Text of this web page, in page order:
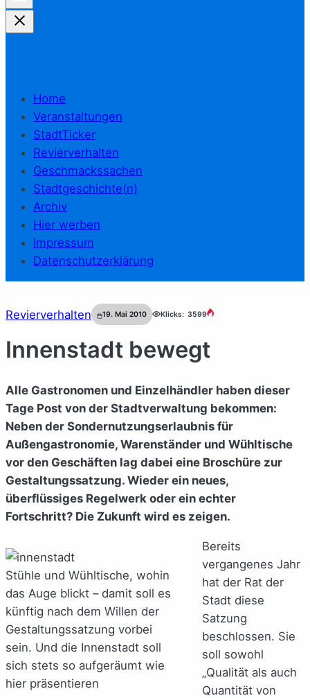
Home
Veranstaltungen
StadtTicker
Revierverhalten
Geschmackssachen
Stadtgeschichte(n)
Archiv
Hier werben
Impressum
Datenschutzerklärung
Revierverhalten 19. Mai 2010 Klicks: 3599
Innenstadt bewegt
Alle Gastronomen und Einzelhändler haben dieser
Tage Post von der Stadtverwaltung bekommen:
Neben der Sondernutzungserlaubnis für
Außengastronomie, Warenständer und Wühltische
vor den Geschäften lag dabei eine Broschüre zur
Gestaltungssatzung. Wieder ein neues,
überflüssiges Regelwerk oder ein echter
Fortschritt? Die Zukunft wird es zeigen.
Stühle und Wühltische, wohin
das Auge blickt – damit soll es
künftig nach dem Willen der
Gestaltungssatzung vorbei
sein. Und die Innenstadt soll
sich stets so aufgeräumt wie
hier präsentieren
Bereits
vergangenes Jahr
hat der Rat der
Stadt diese
Satzung
beschlossen. Sie
soll sowohl
„Qualität als auch
Quantität von